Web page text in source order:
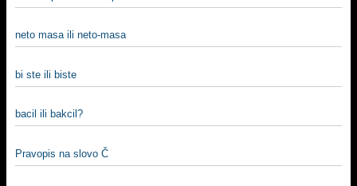
neto masa ili neto-masa
bi ste ili biste
bacil ili bakcil?
Pravopis na slovo Č